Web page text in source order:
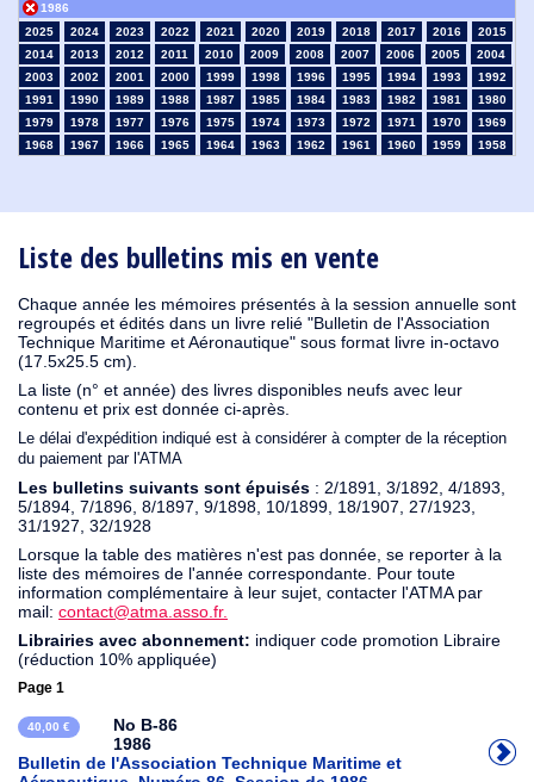
Liste des bulletins mis en vente
Chaque année les mémoires présentés à la session annuelle sont
regroupés et édités dans un livre relié "Bulletin de l'Association
Technique Maritime et Aéronautique" sous format livre in-octavo
(17.5x25.5 cm).
La liste (n° et année) des livres disponibles neufs avec leur
contenu et prix est donnée ci-après.
Le délai d'expédition indiqué est à considérer à compter de la réception
du paiement par l'ATMA
Les bulletins suivants sont épuisés : 2/1891, 3/1892, 4/1893,
5/1894, 7/1896, 8/1897, 9/1898, 10/1899, 18/1907, 27/1923,
31/1927, 32/1928
Lorsque la table des matières n'est pas donnée, se reporter à la
liste des mémoires de l'année correspondante. Pour toute
information complémentaire à leur sujet, contacter l'ATMA par
mail: contact@atma.asso.fr.
Librairies avec abonnement: indiquer code promotion Libraire
(réduction 10% appliquée)
Page 1
40,00 €
No B-86
1986
Bulletin de l'Association Technique Maritime et
2025 2024 2023 2022 2021 2020 2019 2018 2017 2016
2015
2014
2013 2012 2011 2010 2009 2008 2007 2006 2005
2004
2003
2002 2001 2000 1999 1998 1996 1995 1994 1993
1992
1991
1990 1989 1988 1987
1986
1985 1984 1983 1982 1981
1980
1979
1978 1977 1976 1975 1974 1973 1972 1971 1970
1969
1968
1967 1966 1965 1964 1963 1962 1961 1960 1959
1958
1930
1929 1926 1925 1924 1915 1914 1913 1912 1911
1910